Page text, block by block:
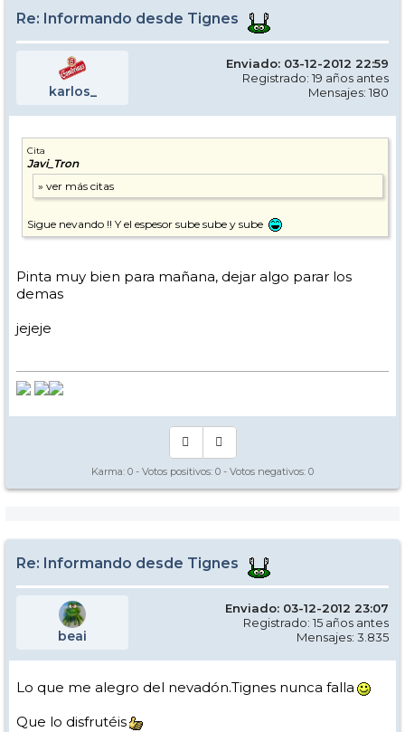
Re: Informando desde Tignes
karlos_
Enviado: 03-12-2012 22:59
Registrado: 19 años antes
Mensajes: 180
Cita
Javi_Tron
Sigue nevando !! Y el espesor sube sube y sube
Pinta muy bien para mañana, dejar algo parar los
demas
jejeje
Karma: 0 - Votos positivos: 0 - Votos negativos: 0
Re: Informando desde Tignes
beai
Enviado: 03-12-2012 23:07
Registrado: 15 años antes
Mensajes: 3.835
Lo que me alegro del nevadón.Tignes nunca falla
Que lo disfrutéis